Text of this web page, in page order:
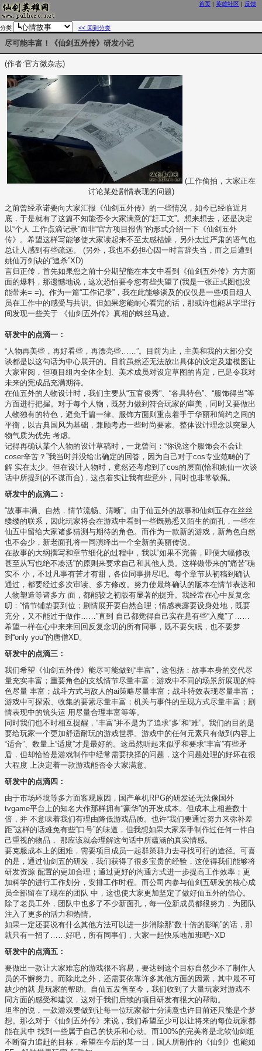
首页 | 英雄社区 | 反馈
分类 << 回到分类
尽可能丰富！《仙剑五外传》研发小记
(作者:官方微杂志)
(工作偷拍，大家正在
讨论某处剧情表现的问题)
之前曾经承诺要向大家汇报《仙剑五外传》的一些情况，如今已经临近月
底，于是就有了这篇不知能否令大家满意的“赶工文”。想来想去，还是决定
以“个人 工作点滴记录”而非“官方项目报告”的形式介绍一下《仙剑五外
传》。希望这样写能够使大家读起来不至太感枯燥，另外太过严肃的语气也
总让人感到有些疏远。 (另外，我也不必担心因一时言辞失当，而之后遭到
姚仙万剑诀的“追杀”XD)
言归正传，首先如果您之前十分期望能在本文中看到《仙剑五外传》方方面
面的爆料，那遗憾地说，这次恐怕要令您有些失望了(我是一张正式图也没
能带来= =)。作为一篇“工作记录”，我在此能够谈及的仅仅是一些项目组人
员在工作中的感受与共识。但如果您能耐心看完的话，那或许也能从字里行
间发现一些关于 《仙剑五外传》真相的蛛丝马迹。
研发中的点滴一：
“人物再美些，再好看些，再漂亮些……”。目前为止，主美和我的大部分交
谈都是以这句话为中心展开的。目前虽然还无法放出具体的设定及建模图让
大家审阅，但项目组内全体企划、美术成员对设定草图的肯定，已足令我对
未来的完成品充满期待。
在仙五外的人物设计时，我们主要从“五官俊秀”、“各具特色”、“服饰得当”等
方面进行把握。对于每个人物，既努力做到符合玩家的审美，同时又要做出
人物独有的特色，避免千篇一律。服饰方面则重点着手于华丽和简约之间的
平衡，以古典国风为基础，兼顾考虑一些时尚要素。整体设计理念以突显人
物气质为优先 考虑。
记得再确认某个人物的设计草稿时，一龙曾问：“你说这个服饰会不会让
coser辛苦？”我当时并没给出确定的回答，因为自己对于cos专业范畴的了
解 实在太少。但在设计人物时，竟然还考虑到了cos的层面(恰和姚仙一次谈
话中所提到的不谋而合)，这点着实让我有些意外，同时也非常钦佩。
研发中的点滴二：
“故事丰满、自然，情节流畅、清晰”。由于仙五外的故事和仙剑五存在丝丝
缕缕的联系，因此玩家将会在游戏中看到一些既熟悉又陌生的面孔，一些在
仙五中留给大家诸多猜测与期待的角色。而作为一款新的游戏，新角色自然
也不会少，新老面孔将一同演绎出一个全新的美丽传说。
在故事的大纲撰写和章节细化的过程中，我以“如果不完善，即便大幅修改
甚至从写也绝不凑活”的原则来要求自己和其他人员。这样做带来的“痛苦”确
实不 小，不过凡事有苦才有甜，各位同事拼尽吧。每个章节从初稿到确认
通过，都要经过多次审读、多方修改。努力使最终确认的版本在情节表达和
人物塑造等诸多方 面，都能较之初版有显著的提升。我经常在心中反复念
叨：“情节铺垫要到位；剧情展开要自然合理；情感表露要设身处地，既要
充分，又不能过于做作……”直到 自己都觉得自己实在是有些“入魔”了……
希望一样在心中来来回回反复念叨的所有同事，既不要失眠，也不要梦
到“only you”的唐僧XD。
研发中的点滴三：
我们希望《仙剑五外传》能尽可能做到“丰富”，这包括：故事本身的交代尽
量充实丰富；重要角色的支线情节尽量丰富；游戏中不同的场景所展现的特
色尽量 丰富；战斗方式与敌人的ai策略尽量丰富；战斗特效表现尽量丰富；
游戏中可探索、收集的要素尽量丰富；机关与事件的呈现方式尽量丰富；剧
情表现中的镜头运 用尽量合理丰富等等。
同时我们也不时相互提醒，“丰富”并不是为了追求“多”和“难”。我们的目的是
要给玩家一个更加舒适耐玩的游戏世界。游戏中的任何元素只有做到内容上
“适合”、数量上“适度”才是最好的。这虽然听起来似乎和要求“丰富”有些矛
盾，但却恰恰是游戏制作中经常需要抉择的问题，这个问题处理的好坏在很
大程度 上决定着一款游戏能否令大家满意。
研发中的点滴四：
由于市场环境等多方面客观原因，国产单机RPG的研发还无法像国外
tvgame平台上的知名大作那样拥有“豪华”的开发成本。但成本上相差数十
倍，并 不意味着我们有理由降低游戏品质。也许“我们要通过努力来弥补差
距”这样的话难免有些“口号”的味道，但我想如果大家亲手制作过任何一件自
己重视的物品， 那应该就会理解这句话中所蕴涵的真实情感。
要克服成本上的困难，需要项目成员一起群策群力去寻找可行的途径。可喜
的是，通过仙剑五的研发，我们获得了很多宝贵的经验，这使得我们能够将
研发资源 配置的更加合理；通过更好的沟通方式进一步提高工作效率；更
加科学的进行工作划分，安排工作时程。而公司内参与仙剑五研发的核心成
员全部留在了现在的团队 中，这也使大家更加坚定了做好仙五外的信心。
除了老员工外，团队中也多了不少新面孔，每一位新成员都很努力，为团队
注入了更多的活力和热情。
如果一定还要说有什么其他方法可以进一步消除那“数十倍的影响”的话，那
就只有一招了……好吧，所有同事们，大家一起快乐地加班吧~XD
研发中的点滴五：
要做出一款让大家难忘的游戏很不容易，要达到这个目标自然少不了制作人
员的不懈努力。而除此之外，还需要依靠许多其他方面的因素，其中最不可
缺少的就 是玩家的帮助。自仙五发售至今，我们收到了大量玩家对游戏不
同方面的感受和建议，这对于我们后续的项目研发有很大的帮助。
坦率的说，一款游戏要做到让每一位玩家都十分满意也许目前还只能是个梦
想。那么对于《仙剑五外传》来说，我们希望至少可以让将来的每位玩家都
能在其中 找到一些属于自己的快乐和心动。而100%的完美将是北软仙剑组
不断奋力追赶的目标，希望在今后的某一日，国人所制作的《仙剑》也能如